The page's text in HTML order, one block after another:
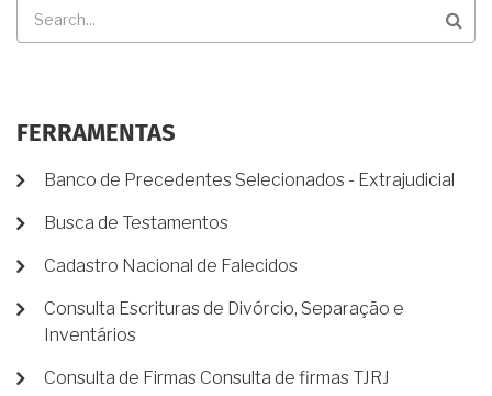
FERRAMENTAS
Banco de Precedentes Selecionados - Extrajudicial
Busca de Testamentos
Cadastro Nacional de Falecidos
Consulta Escrituras de Divórcio, Separação e
Inventários
Consulta de Firmas Consulta de firmas TJRJ